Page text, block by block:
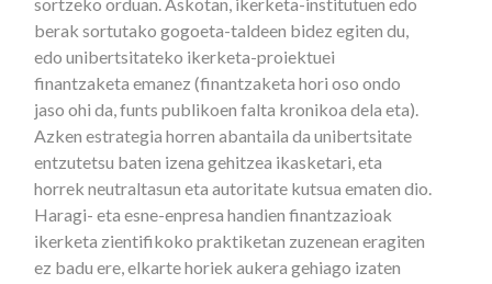
berak sortutako gogoeta-taldeen bidez egiten du,
edo unibertsitateko ikerketa-proiektuei
finantzaketa emanez (finantzaketa hori oso ondo
jaso ohi da, funts publikoen falta kronikoa dela eta).
Azken estrategia horren abantaila da unibertsitate
entzutetsu baten izena gehitzea ikasketari, eta
horrek neutraltasun eta autoritate kutsua ematen dio.
Haragi- eta esne-enpresa handien finantzazioak
ikerketa zientifikoko praktiketan zuzenean eragiten
ez badu ere, elkarte horiek aukera gehiago izaten